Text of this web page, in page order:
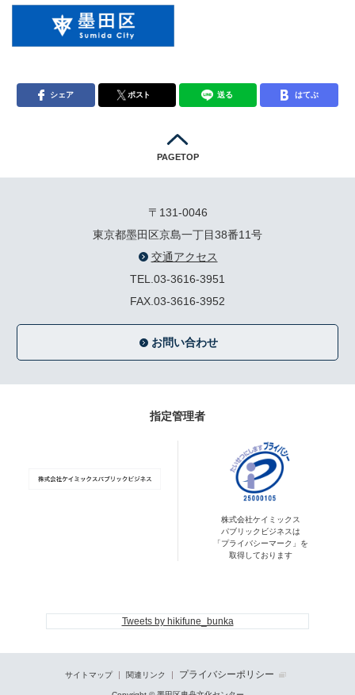
シェア ポスト 送る はてぶ
PAGETOP
〒131-0046
東京都墨田区京島一丁目38番11号
交通アクセス
TEL.03-3616-3951
FAX.03-3616-3952
お問い合わせ
指定管理者
株式会社ケイミックス
パブリックビジネスは
「プライバシーマーク」を
取得しております
Tweets by hikifune_bunka
サイトマップ 関連リンク プライバシーポリシー